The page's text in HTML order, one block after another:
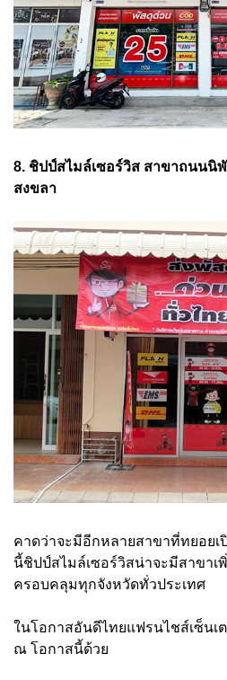
8. ชิปป์สไมล์เซอร์วิส สาขาถนนนิ
สงขลา
คาดว่าจะมีอีกหลายสาขาที่ทยอยเ
นี้ชิปป์สไมล์เซอร์วิสน่าจะมีสาขา
ครอบคลุมทุกจังหวัดทั่วประเทศ
ในโอกาสอันดีไทยแฟรนไชส์เซ็น
ณ โอกาสนี้ด้วย